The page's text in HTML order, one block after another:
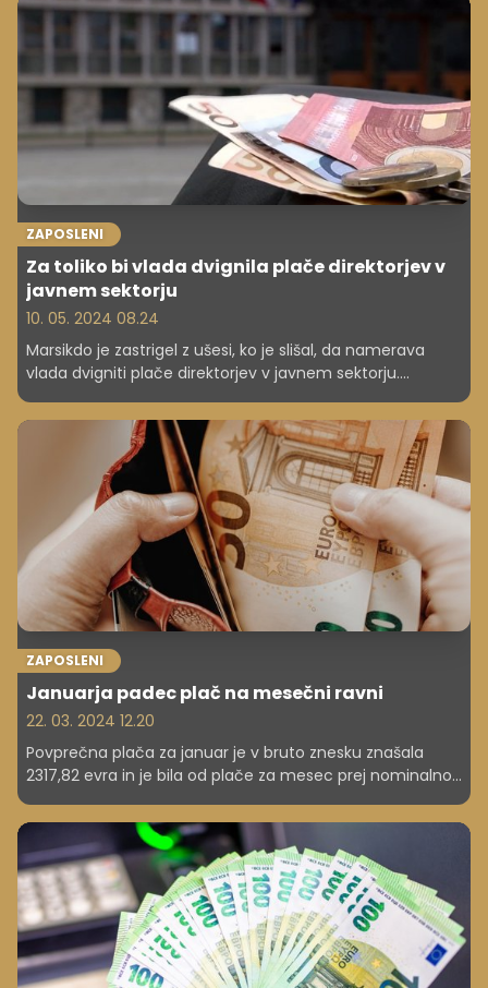
ZAPOSLENI
Za toliko bi vlada dvignila plače direktorjev v
javnem sektorju
10. 05. 2024 08.24
Marsikdo je zastrigel z ušesi, ko je slišal, da namerava
vlada dvigniti plače direktorjev v javnem sektorju.
Preverite, za koliko.
ZAPOSLENI
Januarja padec plač na mesečni ravni
22. 03. 2024 12.20
Povprečna plača za januar je v bruto znesku znašala
2317,82 evra in je bila od plače za mesec prej nominalno
nižja za 1,3 odstotka, realno pa za 0,7 odstotka.
Povprečna neto plača je znašala 1477,34 evra in je bila
od plače za december lani nominalno nižja za 3,4
odstotka, realno pa za 2,8 odstotka, so sporočili s
statističnega urada.